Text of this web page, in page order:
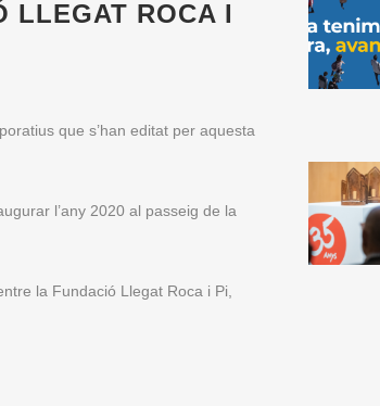
LLEGAT ROCA I
que s’han editat per aquesta
l’any 2020 al passeig de la
la Fundació Llegat Roca i Pi,